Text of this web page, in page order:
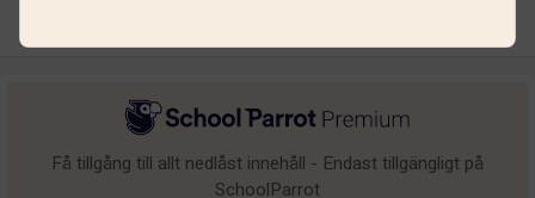
Få tillgång till allt nedlåst innehåll - Endast tillgängligt på
SchoolParrot